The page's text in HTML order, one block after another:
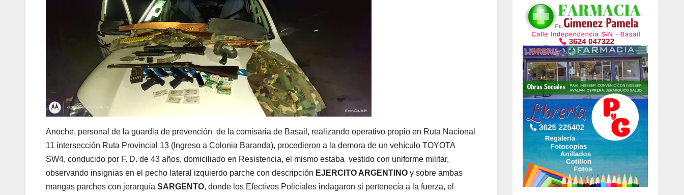
Anoche, personal de la guardia de prevención de la comisaria de Basail, realizando operativo propio en Ruta Nacional
11 intersección Ruta Provincial 13 (Ingreso a Colonia Baranda), procedieron a la demora de un vehículo TOYOTA
SW4, conducido por F. D. de 43 años, domiciliado en Resistencia, el mismo estaba vestido con uniforme militar,
observando insignias en el pecho lateral izquierdo parche con descripción EJERCITO ARGENTINO y sobre ambas
mangas parches con jerarquía SARGENTO, donde los Efectivos Policiales indagaron si pertenecía a la fuerza, el